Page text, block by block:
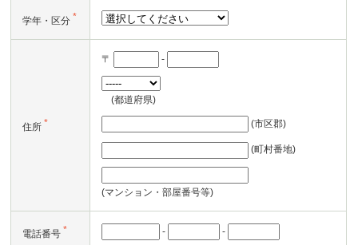
学年・区分 *
住所 *
〒 -
(都道府県)
(市区郡)
(町村番地)
(マンション・部屋番号等)
電話番号 * - -